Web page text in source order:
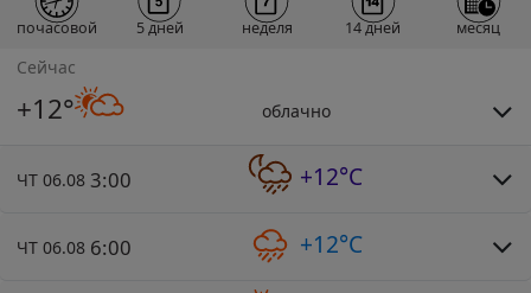
почасовой 5 дней неделя 14 дней месяц
Сейчас
+12° облачно
ЧТ 06.08 3:00 +12°C
ЧТ 06.08 6:00 +12°C